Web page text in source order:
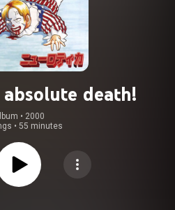
death!
• 2000
• 55 minutes